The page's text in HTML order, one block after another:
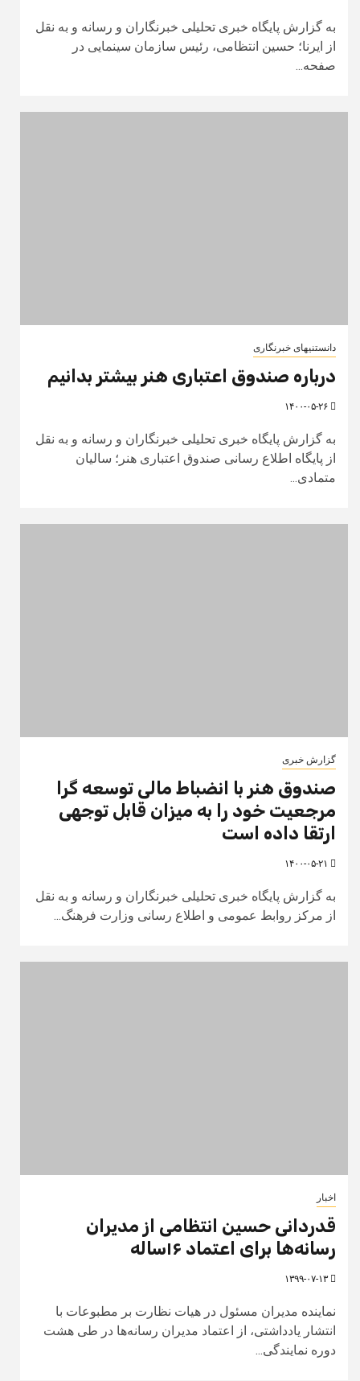
به گزارش پایگاه خبری تحلیلی خبرنگاران و رسانه و به نقل
از ایرنا؛ حسین انتظامی، رئیس سازمان سینمایی در
صفحه...
دانستنیهای خبرنگاری
درباره صندوق اعتباری هنر بیشتر بدانیم
به گزارش پایگاه خبری تحلیلی خبرنگاران و رسانه و به نقل
از پایگاه اطلاع رسانی صندوق اعتباری هنر؛ سالیان
متمادی...
گزارش خبری
صندوق هنر با انضباط مالی توسعه گرا
مرجعیت خود را به میزان قابل توجهی
ارتقا داده است
به گزارش پایگاه خبری تحلیلی خبرنگاران و رسانه و به نقل
از مرکز روابط عمومی و اطلاع رسانی وزارت فرهنگ...
اخبار
قدردانی حسین انتظامی از مدیران
رسانه‌ها برای اعتماد ۱۶ساله
نماینده مدیران مسئول در هیات نظارت بر مطبوعات با
انتشار یادداشتی، از اعتماد مدیران رسانه‌ها در طی هشت
دوره نمایندگی...